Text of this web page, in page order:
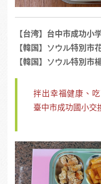
【台湾】台中市成功小
【韓国】ソウル特別市
【韓国】ソウル特別市
拌出幸福健康、
臺中市成功國小交